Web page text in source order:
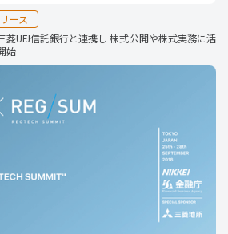
ース
菱UFJ信託銀行と連携し 株式公開や株式実務に活
始